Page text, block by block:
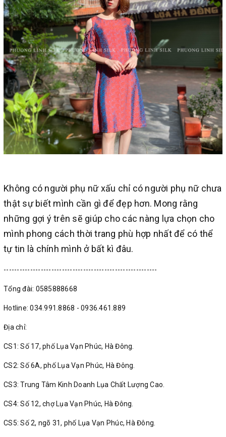
Không có người phụ nữ xấu chỉ có người phụ nữ chưa
thật sự biết mình cần gì để đẹp hơn. Mong rằng
những gợi ý trên sẽ giúp cho các nàng lựa chọn cho
mình phong cách thời trang phù hợp nhất để có thể
tự tin là chính mình ở bất kì đâu.
----------------------------------------------------------
Tổng đài: 0585888668
Hotline: 034.991.8868 - 0936.461.889
Địa chỉ:
CS1: Số 17, phố Lụa Vạn Phúc, Hà Đông.
CS2: Số 6A, phố Lụa Vạn Phúc, Hà Đông.
CS3: Trung Tâm Kinh Doanh Lụa Chất Lượng Cao.
CS4: Số 12, chợ Lụa Vạn Phúc, Hà Đông.
CS5: Số 2, ngõ 31, phố Lụa Vạn Phúc, Hà Đông.